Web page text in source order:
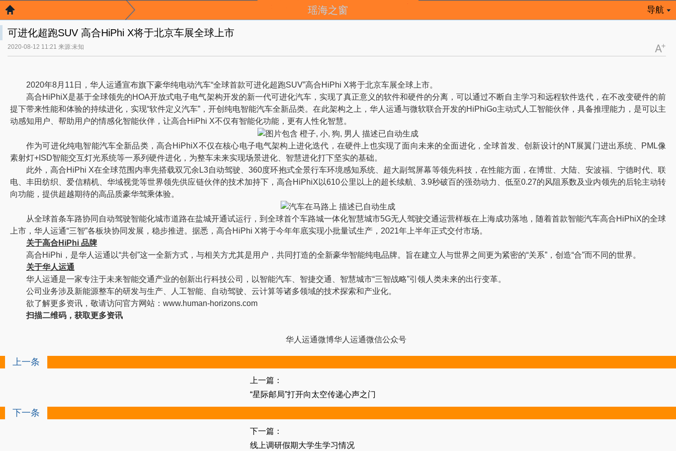
瑶海之窗 导航
可进化超跑SUV 高合HiPhi X将于北京车展全球上市
2020-08-12 11:21 来源:未知
2020年8月11日，华人运通宣布旗下豪华纯电动汽车“全球首款可进化超跑SUV”高合HiPhi X将于北京车展全球上市。
高合HiPhiX是基于全球领先的HOA开放式电子电气架构开发的新一代可进化汽车，实现了真正意义的软件和硬件的分离，可以通过不断自主学习和远程软件迭代，在不改变硬件的前
提下带来性能和体验的持续进化，实现“软件定义汽车”，开创纯电智能汽车全新品类。在此架构之上，华人运通与微软联合开发的HiPhiGo主动式人工智能伙伴，具备推理能力，是可以主
动感知用户、帮助用户的情感化智能伙伴，让高合HiPhi X不仅有智能化功能，更有人性化智慧。
作为可进化纯电智能汽车全新品类，高合HiPhiX不仅在核心电子电气架构上进化迭代，在硬件上也实现了面向未来的全面进化，全球首发、创新设计的NT展翼门进出系统、PML像
素射灯+ISD智能交互灯光系统等一系列硬件进化，为整车未来实现场景进化、智慧进化打下坚实的基础。
此外，高合HiPhi X在全球范围内率先搭载双冗余L3自动驾驶、360度环抱式全景行车环境感知系统、超大副驾屏幕等领先科技，在性能方面，在博世、大陆、安波福、宁德时代、联
电、丰田纺织、爱信精机、华域视觉等世界领先供应链伙伴的技术加持下，高合HiPhiX以610公里以上的超长续航、3.9秒破百的强劲动力、低至0.27的风阻系数及业内领先的后轮主动转
向功能，提供超越期待的高品质豪华驾乘体验。
从全球首条车路协同自动驾驶智能化城市道路在盐城开通试运行，到全球首个车路城一体化智慧城市5G无人驾驶交通运营样板在上海成功落地，随着首款智能汽车高合HiPhiX的全球
上市，华人运通“三智”各板块协同发展，稳步推进。据悉，高合HiPhi X将于今年年底实现小批量试生产，2021年上半年正式交付市场。
关于高合HiPhi 品牌
高合HiPhi，是华人运通以“共创”这一全新方式，与相关方尤其是用户，共同打造的全新豪华智能纯电品牌。旨在建立人与世界之间更为紧密的“关系”，创造“合”而不同的世界。
关于华人运通
华人运通是一家专注于未来智能交通产业的创新出行科技公司，以智能汽车、智捷交通、智慧城市“三智战略”引领人类未来的出行变革。
公司业务涉及新能源整车的研发与生产、人工智能、自动驾驶、云计算等诸多领域的技术探索和产业化。
欲了解更多资讯，敬请访问官方网站：www.human-horizons.com
扫描二维码，获取更多资讯
华人运通微博华人运通微信公众号
上一条
上一篇：
“星际邮局”打开向太空传递心声之门
下一条
下一篇：
线上调研假期大学生学习情况